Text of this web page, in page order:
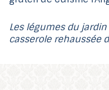
Les légumes du
casserole rehaussée